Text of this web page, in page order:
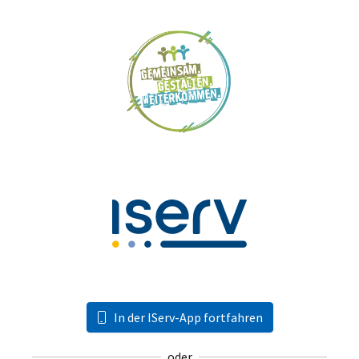
In der IServ-App fortfahren